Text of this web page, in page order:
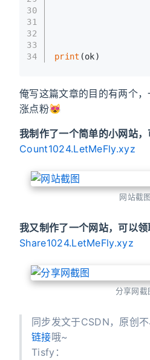
30
31
32
33
34
print (ok)
俺写这篇文章的目的有两个
涨点粉😻
我制作了一个简单的小网站
Count1024.LetMeFly.xyz
网站截图
我又制作了一个网站，可以
Share1024.LetMeFly.xyz
分享网截
同步发文于CSDN，原创
链接哦~
Tisfy：